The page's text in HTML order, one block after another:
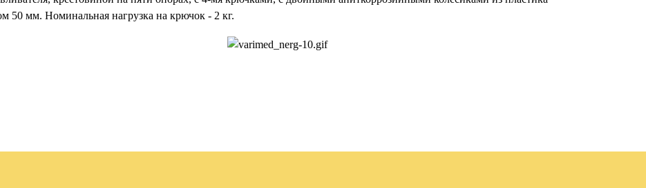
50 мм. Номинальная нагрузка на крючок - 2 кг.